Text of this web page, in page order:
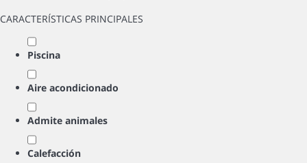
CARACTERÍSTICAS PRINCIPALES
Piscina
Aire acondicionado
Admite animales
Calefacción